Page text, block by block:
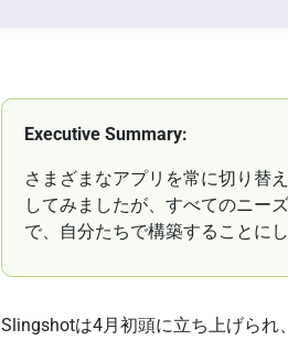
Executive Summary:
さまざまなアプリを常に切り替
してみましたが、すべてのニー
で、自分たちで構築することにし
Slingshotは4月初頭に立ち上げられ